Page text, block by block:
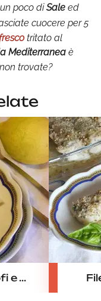
poco diSale ed
cuocere per 5
tritato al
Mediterranea è
trovate?
e ...